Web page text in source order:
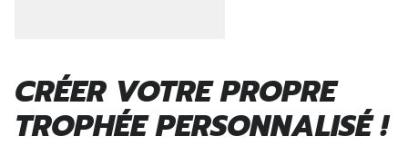
CRÉER VOTRE PROPRE
TROPHÉE PERSONNALISÉ !